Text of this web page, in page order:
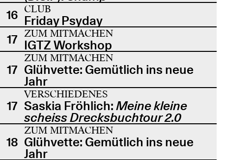
16 CLUB
Friday Psyday
17 ZUM MITMACHEN
IGTZ Workshop
17
ZUM MITMACHEN
Glühvette: Gemütlich ins neue
Jahr
17
VERSCHIEDENES
Saskia Fröhlich: Meine kleine
scheiss Drecksbuchtour 2.0
18
ZUM MITMACHEN
Glühvette: Gemütlich ins neue
Jahr